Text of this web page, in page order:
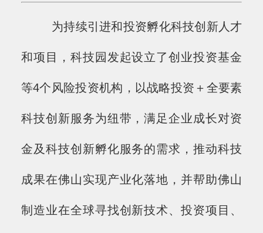
为持续引进和投资孵化科技创新人才
和项目，科技园发起设立了创业投资基金
等4个风险投资机构，以战略投资＋全要素
科技创新服务为纽带，满足企业成长对资
金及科技创新孵化服务的需求，推动科技
成果在佛山实现产业化落地，并帮助佛山
制造业在全球寻找创新技术、投资项目、